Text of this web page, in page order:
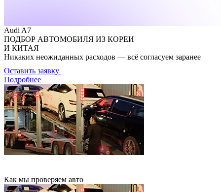
Audi A7
ПОДБОР АВТОМОБИЛЯ ИЗ КОРЕИ
И КИТАЯ
Никаких неожиданных расходов — всё согласуем заранее
Оставить заявку
Подробнее
Как мы проверяем авто